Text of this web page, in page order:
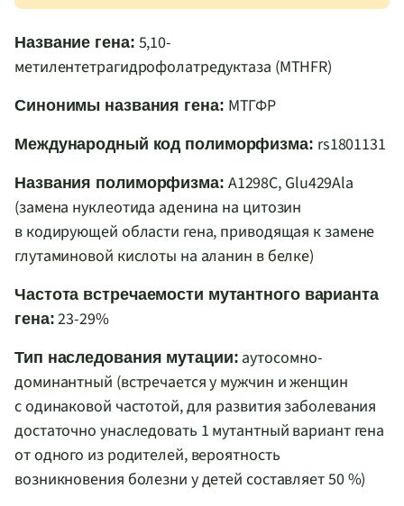
Название гена: 5,10-
метилентетрагидрофолатредуктаза (MTHFR)
Синонимы названия гена: МТГФР
Международный код полиморфизма: rs1801131
Названия полиморфизма: А1298С, Glu429Ala
(замена нуклеотида аденина на цитозин
в кодирующей области гена, приводящая к замене
глутаминовой кислоты на аланин в белке)
Частота встречаемости мутантного варианта
гена: 23-29%
Тип наследования мутации: аутосомно-
доминантный (встречается у мужчин и женщин
с одинаковой частотой, для развития заболевания
достаточно унаследовать 1 мутантный вариант гена
от одного из родителей, вероятность
возникновения болезни у детей составляет 50 %)